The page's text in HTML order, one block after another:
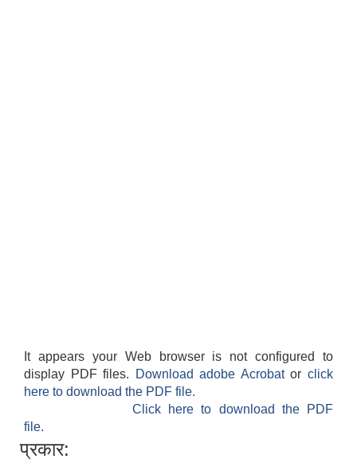
It appears your Web browser is not configured to
display PDF files.
Download adobe Acrobatorclick
here to download the PDF file.
Click here to download the PDF
file.
प्रकार: